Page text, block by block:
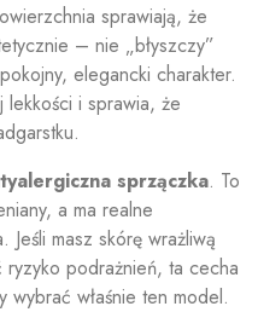
sprawiają, że
– nie „błyszczy”
elegancki charakter.
lekkości i sprawia, że
sprzączka. To
a ma realne
masz skórę wrażliwą
podrażnień, ta cecha
wybrać właśnie ten model.